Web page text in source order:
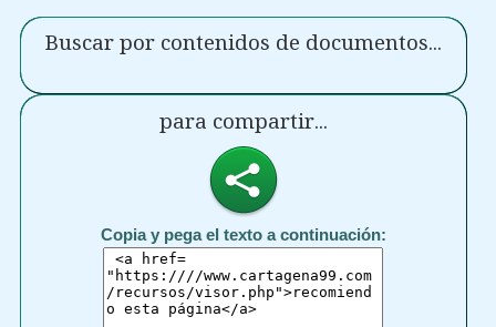
Buscar por contenidos de documentos...
para compartir...
Copia y pega el texto a continuación: